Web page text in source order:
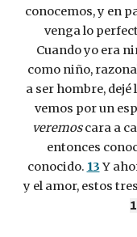
conocemos, y en
venga lo
Cuando yo era
como niño,
a ser hombre, dejé
veremos cara a
entonces
conocido. 13 Y